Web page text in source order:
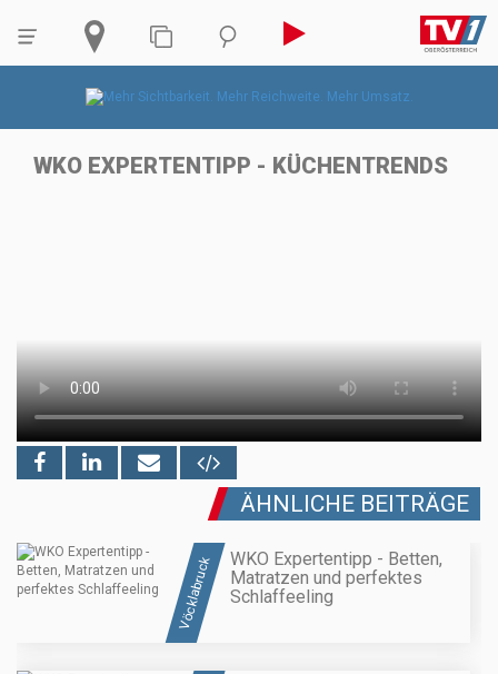
WKO EXPERTENTIPP - KÜCHENTRENDS
ÄHNLICHE BEITRÄGE
Vöcklabruck
WKO Expertentipp - Betten,
Matratzen und perfektes
Schlaffeeling